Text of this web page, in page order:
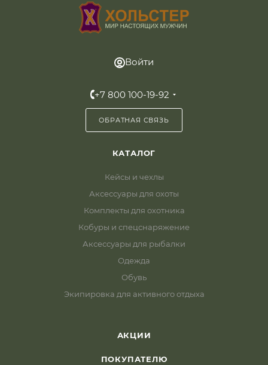
Войти
+7 800 100-19-92
ОБРАТНАЯ СВЯЗЬ
КАТАЛОГ
Кейсы и чехлы
Аксессуары для охоты
Комплекты для охотника
Кобуры и спецснаряжение
Аксессуары для рыбалки
Одежда
Обувь
Экипировка для активного отдыха
АКЦИИ
ПОКУПАТЕЛЮ